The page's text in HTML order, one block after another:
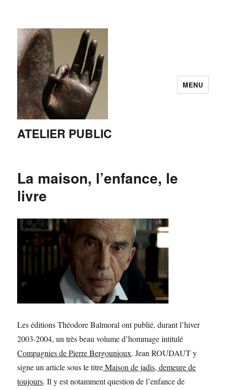
ATELIER PUBLIC
MENU
La maison, l’enfance, le
livre
Les éditions Théodore Balmoral ont publié, durant l’hiver
2003-2004, un très beau volume d’hommage intitulé
Compagnies de Pierre Bergounioux. Jean ROUDAUT y
signe un article sous le titreMaison de jadis, demeure de
toujours. Il y est notamment question de l’enfance de